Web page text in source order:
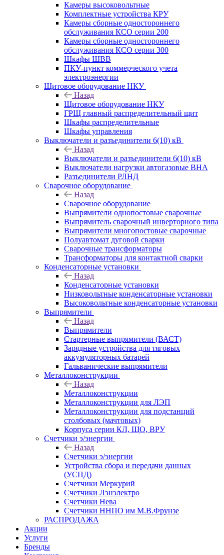
Камеры высоковольтные
Комплектные устройства КРУ
Камеры сборные одностороннего
обслуживания КСО серии 200
Камеры сборные одностороннего
обслуживания КСО серии 300
Шкафы ШВВ
ПКУ-пункт коммерческого учета
электроэнергии
Щитовое оборудование НКУ
Назад
Щитовое оборудование НКУ
ГРЩ главный распределительный щит
Шкафы распределительные
Шкафы управления
Выключатели и разъединители 6(10) кВ
Назад
Выключатели и разъединители 6(10) кВ
Выключатели нагрузки автогазовые ВНА
Разъединители РЛНД
Сварочное оборудование
Назад
Сварочное оборудование
Выпрямители однопостовые сварочные
Выпрямитель сварочный инверторного типа
Выпрямители многопостовые сварочные
Полуавтомат дуговой сварки
Сварочные трансформаторы
Трансформаторы для контактной сварки
Конденсаторные установки
Назад
Конденсаторные установки
Низковольтные конденсаторные установки
Высоковольтные конденсаторные установки
Выпрямители
Назад
Выпрямители
Стартерные выпрямители (ВАСТ)
Зарядные устройства для тяговых
аккумуляторных батарей
Гальванические выпрямители
Металлоконструкции
Назад
Металлоконструкции
Металлоконструкции для ЛЭП
Металлоконструкции для подстанций
столбовых (мачтовых)
Корпуса серии КЛ, ЩО, ВРУ
Счетчики э/энергии
Назад
Счетчики э/энергии
Устройства сбора и передачи данных
(УСПД)
Счетчики Меркурий
Счетчики Лэнэлектро
Счетчики Нева
Счетчики ННПО им М.В.Фрунзе
РАСПРОДАЖА
Акции
Услуги
Бренды